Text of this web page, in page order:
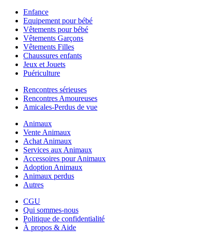
Enfance
Equipement pour bébé
Vêtements pour bébé
Vêtements Garçons
Vêtements Filles
Chaussures enfants
Jeux et Jouets
Puériculture
Rencontres sérieuses
Rencontres Amoureuses
Amicales-Perdus de vue
Animaux
Vente Animaux
Achat Animaux
Services aux Animaux
Accessoires pour Animaux
Adoption Animaux
Animaux perdus
Autres
CGU
Qui sommes-nous
Politique de confidentialité
À propos & Aide